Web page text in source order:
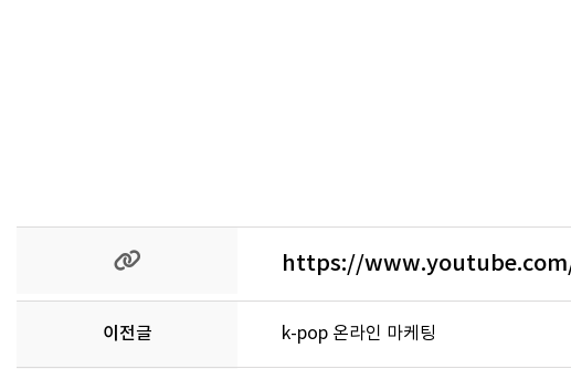
https://
이전글 k-pop 온라인 마케팅